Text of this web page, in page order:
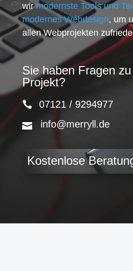
wirmodernste Tools und
modernes Webdesign, um
allen Webprojekten
Sie haben Fragen
Projekt?
07121 / 9294977
info@merryll.de
Kostenlose